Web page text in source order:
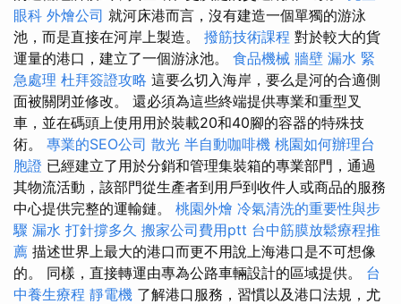
眼科 外燴公司 就河床港而言，沒有建造一個單獨的游泳
池，而是直接在河岸上製造。 撥筋技術課程 對於較大的貨
運量的港口，建立了一個游泳池。 食品機械 牆壁 漏水 緊
急處理 杜拜簽證攻略 這要么切入海岸，要么是河的合適側
面被關閉並修改。 還必須為這些終端提供專業和重型叉
車，並在碼頭上使用用於裝載20和40腳的容器的特殊技
術。 專業的SEO公司 散光 半自動咖啡機 桃園如何辦理台
胞證 已經建立了用於分銷和管理集裝箱的專業部門，通過
其物流活動，該部門從生產者到用戶到收件人或商品的服務
中心提供完整的運輸鏈。 桃園外燴 冷氣清洗的重要性與步
驟 漏水 打針撐多久 搬家公司費用ptt 台中筋膜放鬆療程推
薦 描述世界上最大的港口而更不用說上海港口是不可想像
的。 同樣，直接轉運由專為公路車輛設計的區域提供。 台
中養生療程 靜電機 了解港口服務，習慣以及港口法規，尤